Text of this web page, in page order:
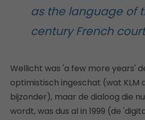
as the language of
century French
Wellicht was 'a few more years'
optimistisch ingeschat (wat KLM
bijzonder), maar de dialoog die
wordt, was dus al in 1999 (de